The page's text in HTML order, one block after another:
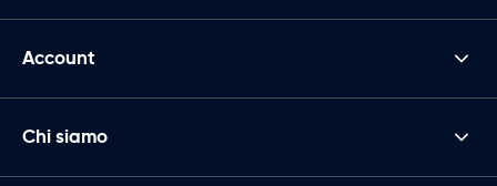
Account
Chi siamo